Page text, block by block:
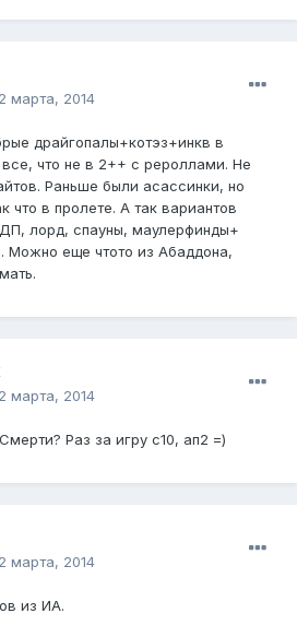
марта, 2014
драйгопалы+котэз+инкв в
все, что не в 2++ с рероллами. Не
Раньше были асассинки, но
что в пролете. А так вариантов
лорд, спауны, маулерфинды+
Можно еще чтото из Абаддона,
марта, 2014
Раз за игру с10, ап2 =)
марта, 2014
из ИА.